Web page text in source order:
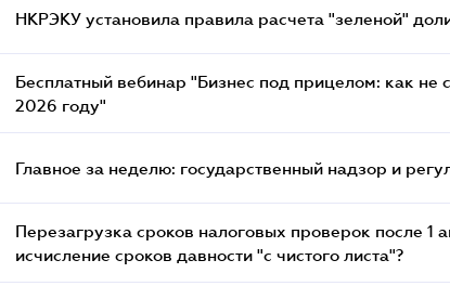
НКРЭКУ установила правила расчета "зеленой"
Бесплатный вебинар "Бизнес под прицелом: как не
2026 году"
Главное за неделю: государственный надзор и
Перезагрузка сроков налоговых проверок после 1
исчисление сроков давности "с чистого листа"?